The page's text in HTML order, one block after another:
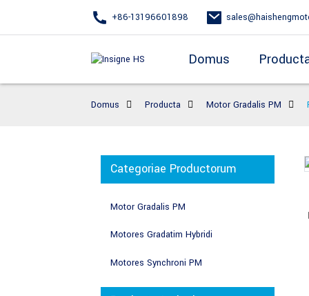
+86-13196601898
Domus
Domus Producta Motor Gradalis PM
Categoriae Productorum
Motor Gradalis PM
Motores Gradatim Hybridi
Motores Synchroni PM